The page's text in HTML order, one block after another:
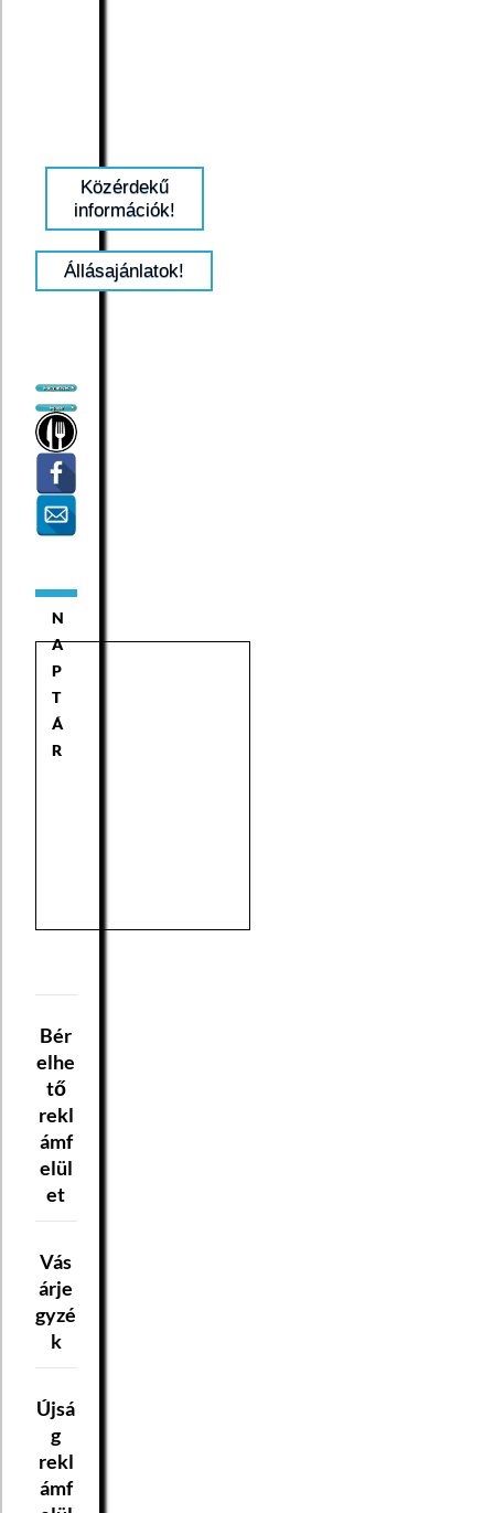
Közérdekű
információk!
Állásajánlatok!
N
A
P
T
Á
R
Bér
elhe
tő
rekl
ámf
elül
et
Vás
árje
gyzé
k
Újsá
g
rekl
ámf